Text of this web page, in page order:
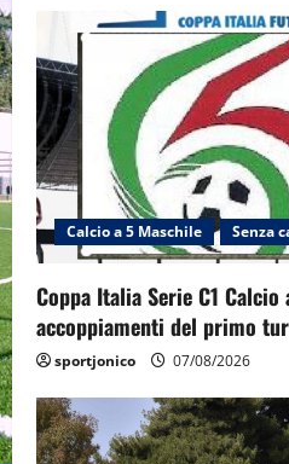
Calcio a 5 Maschile Senza
Coppa Italia Serie C1
accoppiamenti del primo
sportjonico 07/08/2026